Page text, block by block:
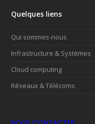
Quelques liens
Qui sommes-nous
Infrastructure & Systèmes
Cloud computing
Réseaux & Télécoms